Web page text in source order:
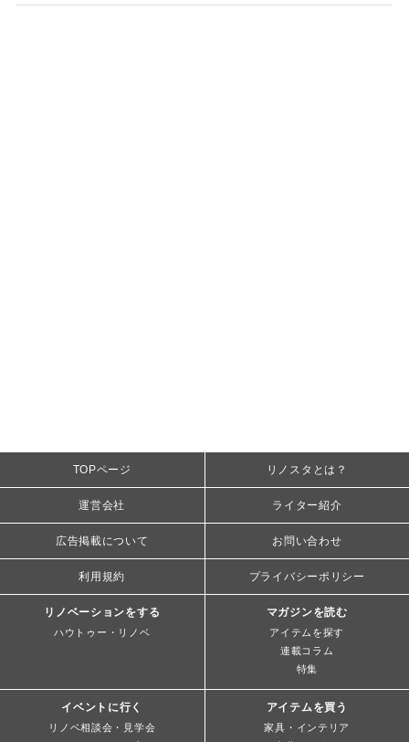
TOPページ リノスタとは？
運営会社 ライター紹介
広告掲載について お問い合わせ
利用規約 プライバシーポリシー
リノベーションをする
ハウトゥー・リノベ
マガジンを読む
アイテムを探す
連載コラム
特集
イベントに行く
リノベ相談会・見学会
アイテムを買う
家具・インテリア